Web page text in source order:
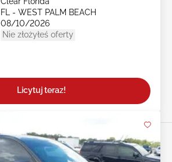
FL - WEST PALM BEACH
08/10/2026
Nie złożyłeś oferty
Licytuj teraz!